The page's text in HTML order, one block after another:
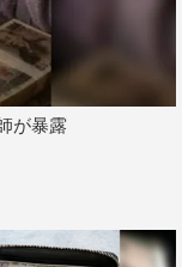
が暴露